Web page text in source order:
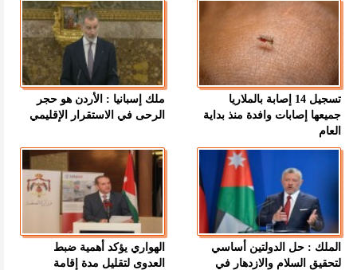
تسجيل 14 إصابة بالملاريا
جميعها إصابات وافدة منذ بداية
العام
ملك إسبانيا : الأردن هو حجر
الرحى في الاستقرار الإقليمي
الملك : حل الدولتين أساسي
لتحقيق السلام والازدهار في
الهواري يؤكد أهمية ضبط
العدوى لتقليل مدة إقامة